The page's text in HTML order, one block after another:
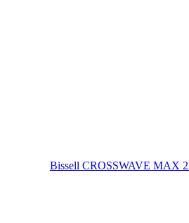
Bissell CROSSWAVE MAX